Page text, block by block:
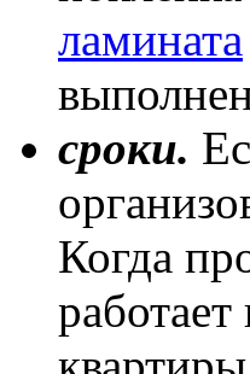
ламината
сроки.
Когда